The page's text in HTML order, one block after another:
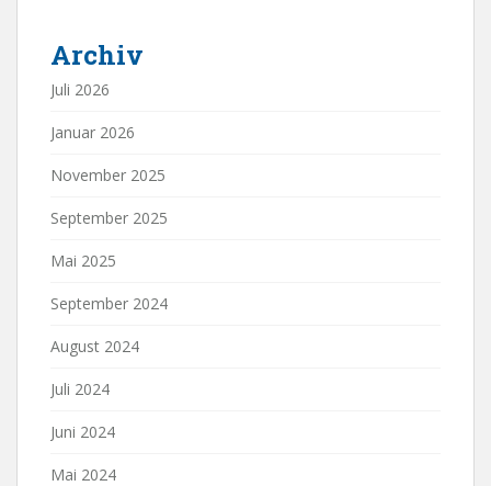
Archiv
Juli 2026
Januar 2026
November 2025
September 2025
Mai 2025
September 2024
August 2024
Juli 2024
Juni 2024
Mai 2024